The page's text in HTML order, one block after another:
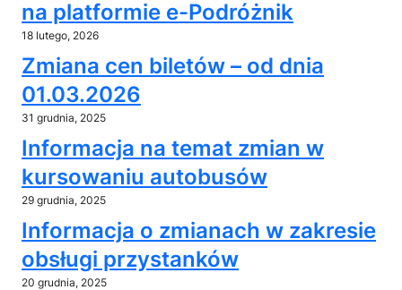
na platformie e-Podróżnik
18 lutego, 2026
Zmiana cen biletów – od dnia
01.03.2026
31 grudnia, 2025
Informacja na temat zmian w
kursowaniu autobusów
29 grudnia, 2025
Informacja o zmianach w zakresie
obsługi przystanków
20 grudnia, 2025